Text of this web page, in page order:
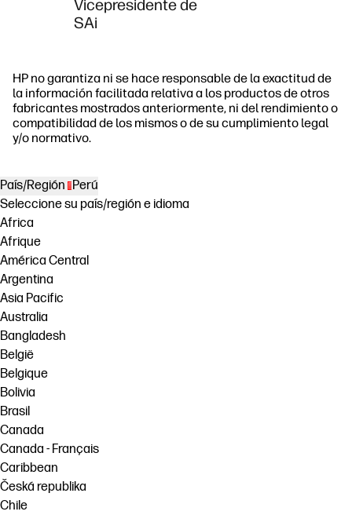
Vicepresidente de
SAi
HP no garantiza ni se hace responsable de la exactitud de
la información facilitada relativa a los productos de otros
fabricantes mostrados anteriormente, ni del rendimiento o
compatibilidad de los mismos o de su cumplimiento legal
y/o normativo.
País/Región Perú
Seleccione su país/región e idioma
Africa
Afrique
América Central
Argentina
Asia Pacific
Australia
Bangladesh
België
Belgique
Bolivia
Brasil
Canada
Canada - Français
Caribbean
Česká republika
Chile